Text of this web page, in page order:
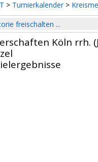
> Turnierkalender >
freischalten ...
Köln rrh.